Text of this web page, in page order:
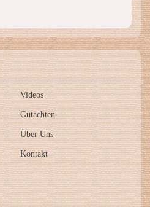
Videos
Gutachten
Über Uns
Kontakt